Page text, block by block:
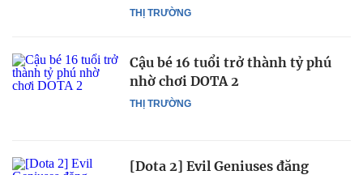
THỊ TRƯỜNG
THỊ TRƯỜNG
Cậu bé 16 tuổi trở thành tỷ phú
nhờ chơi DOTA 2
[Dota 2] Evil Geniuses đăng